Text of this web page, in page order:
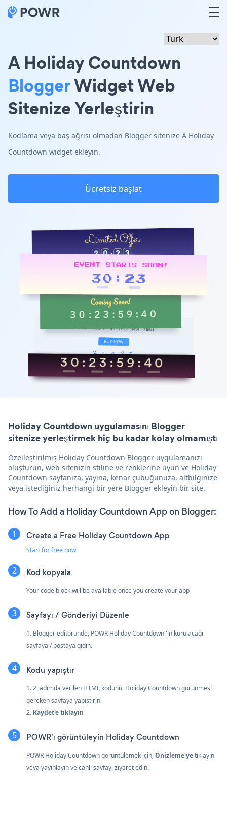
A Holiday Countdown
BloggerWidget Web
Sitenize Yerleştirin
Kodlama veya baş ağrısı olmadan Blogger sitenize A Holiday
Countdown widget ekleyin.
Ücretsiz başlat
Holiday Countdown uygulamasını Blogger
sitenize yerleştirmek hiç bu kadar kolay olmamıştı
Özelleştirilmiş Holiday Countdown Blogger uygulamanızı
oluşturun, web sitenizin stiline ve renklerine uyun ve Holiday
Countdown sayfanıza, yayına, kenar çubuğunuza, altbilginize
veya istediğiniz herhangi bir yere Blogger ekleyin bir site.
How To Add a Holiday Countdown App on Blogger:
Create a Free Holiday Countdown App
Start for free now
Kod kopyala
Your code block will be available once you create your app
Sayfayı / Gönderiyi Düzenle
1. Blogger editöründe, POWR Holiday Countdown 'in kurulacağı
sayfaya / postaya gidin.
Kodu yapıştır
1. 2. adımda verilen HTML kodunu, Holiday Countdown görünmesi
gereken sayfaya yapıştırın.
2. Kaydet'e tıklayın
POWR'ı görüntüleyin Holiday Countdown
POWR Holiday Countdown görüntülemek için,Önizleme'yetıklayın
veya yayınlayın ve canlı sayfayı ziyaret edin.